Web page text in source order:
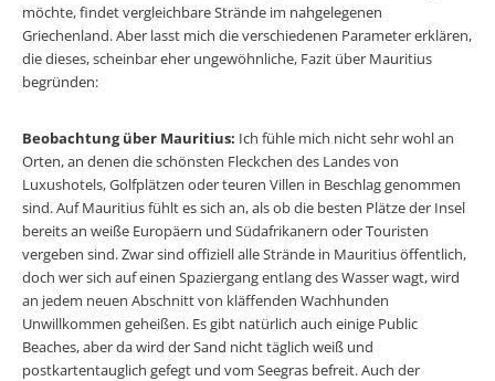
möchte, findet vergleichbare Strände im nahgelegenen
Griechenland. Aber lasst mich die verschiedenen Parameter erklären,
die dieses, scheinbar eher ungewöhnliche, Fazit über Mauritius
begründen:
Beobachtung über Mauritius: Ich fühle mich nicht sehr wohl an
Orten, an denen die schönsten Fleckchen des Landes von
Luxushotels, Golfplätzen oder teuren Villen in Beschlag genommen
sind. Auf Mauritius fühlt es sich an, als ob die besten Plätze der Insel
bereits an weiße Europäern und Südafrikanern oder Touristen
vergeben sind. Zwar sind offiziell alle Strände in Mauritius öffentlich,
doch wer sich auf einen Spaziergang entlang des Wasser wagt, wird
an jedem neuen Abschnitt von kläffenden Wachhunden
Unwillkommen geheißen. Es gibt natürlich auch einige Public
Beaches, aber da wird der Sand nicht täglich weiß und
postkartentauglich gefegt und vom Seegras befreit. Auch der